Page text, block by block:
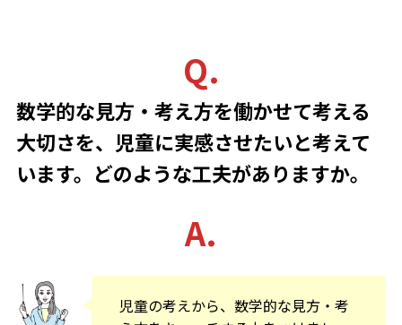
Q.
数学的な見方・考え方を働かせて考える
大切さを、児童に実感させたいと考えて
います。どのような工夫がありますか。
A.
児童の考えから、数学的な見方・考